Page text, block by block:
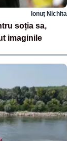
Ionuț Nichita
soția sa,
imaginile